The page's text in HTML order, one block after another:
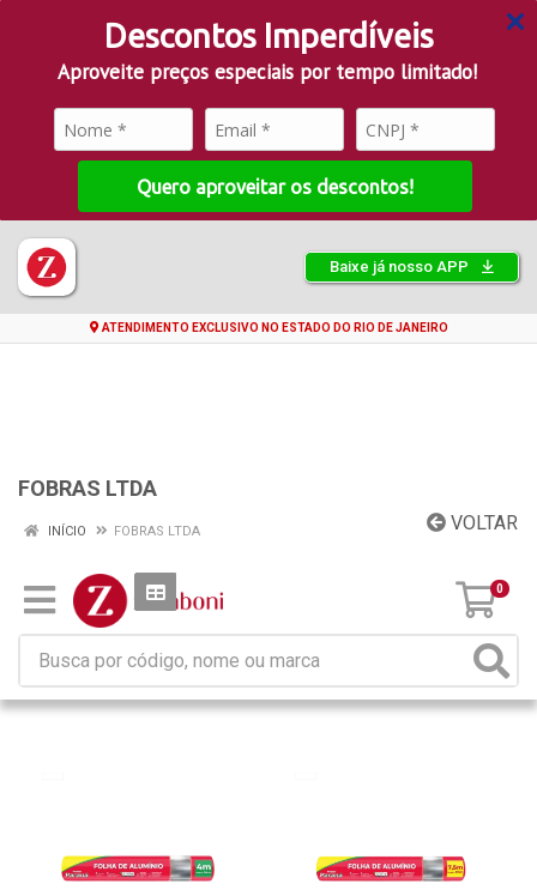
Descontos Imperdíveis
Aproveite preços especiais por tempo limitado!
Quero aproveitar os descontos!
Baixe já nosso APP
ATENDIMENTO EXCLUSIVO NO ESTADO DO RIO DE JANEIRO
0
FOBRAS LTDA
VOLTAR
INÍCIO FOBRAS LTDA
Filtros
12 produtos ordenados por: